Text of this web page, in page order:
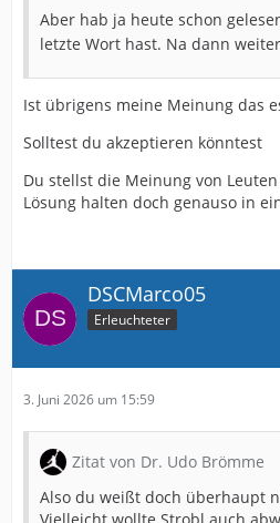
Aber hab ja heute schon
letzte Wort hast. Na dann
Ist übrigens meine Meinung das
Solltest du akzeptieren könntest
Du stellst die Meinung von
Lösung halten doch genauso in
DSCMarco05
Erleuchteter
3. Juni 2026 um 15:59
Zitat von Dr. Udo Brömme
Also du weißt doch überhaupt